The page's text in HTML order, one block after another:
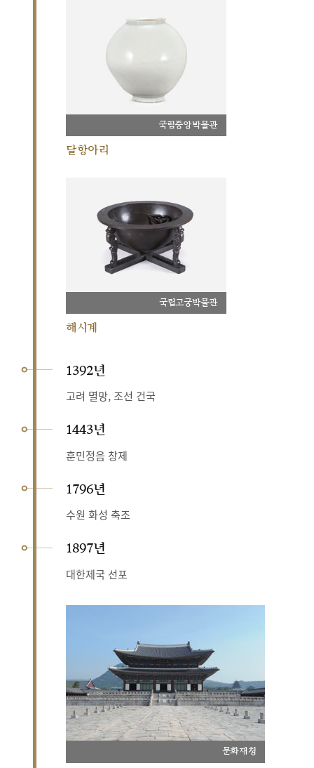
국립중앙박물관
달항아리
국립고궁박물관
해시계
1392년
고려 멸망, 조선 건국
1443년
훈민정음 창제
1796년
수원 화성 축조
1897년
대한제국 선포
문화재청